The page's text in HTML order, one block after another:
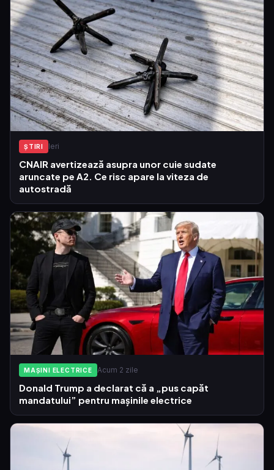
ŞTIRI Ieri
CNAIR avertizează asupra unor cuie sudate
aruncate pe A2. Ce risc apare la viteza de
autostradă
MAȘINI ELECTRICE Acum 2 zile
Donald Trump a declarat că a „pus capăt
mandatului” pentru mașinile electrice